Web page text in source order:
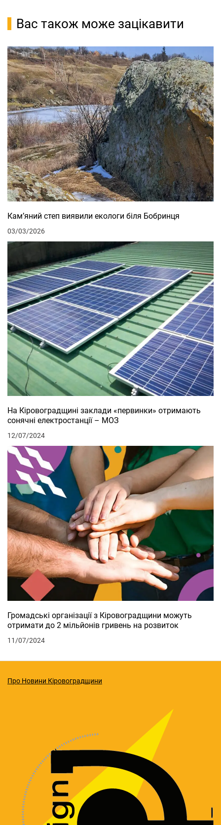
Вас також може зацікавити
Кам’яний степ виявили екологи біля Бобринця
03/03/2026
На Кіровоградщині заклади «первинки» отримають
сонячні електростанції – МОЗ
12/07/2024
Громадські організації з Кіровоградщини можуть
отримати до 2 мільйонів гривень на розвиток
11/07/2024
Про Новини Кіровоградщини